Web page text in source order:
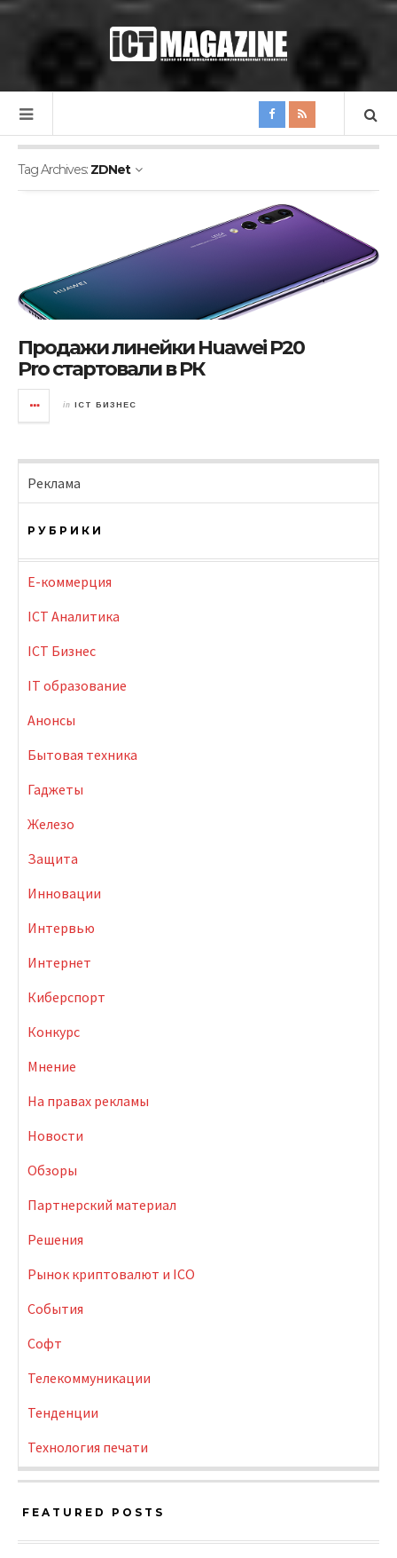
Tag Archives: ZDNet
Продажи линейки Huawei P20
Pro стартовали в РК
in ICT БИЗНЕС
Реклама
РУБРИКИ
E-коммерция
ICT Аналитика
ICT Бизнес
IT образование
Анонсы
Бытовая техника
Гаджеты
Железо
Защита
Инновации
Интервью
Интернет
Киберспорт
Конкурс
Мнение
На правах рекламы
Новости
Обзоры
Партнерский материал
Решения
Рынок криптовалют и ICO
События
Софт
Телекоммуникации
Тенденции
Технология печати
FEATURED POSTS